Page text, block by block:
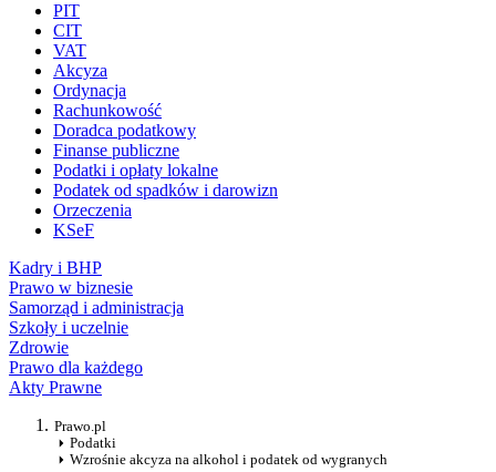
PIT
CIT
VAT
Akcyza
Ordynacja
Rachunkowość
Doradca podatkowy
Finanse publiczne
Podatki i opłaty lokalne
Podatek od spadków i darowizn
Orzeczenia
KSeF
Kadry i BHP
Prawo w biznesie
Samorząd i administracja
Szkoły i uczelnie
Zdrowie
Prawo dla każdego
Akty Prawne
Prawo.pl
Podatki
Wzrośnie akcyza na alkohol i podatek od wygranych